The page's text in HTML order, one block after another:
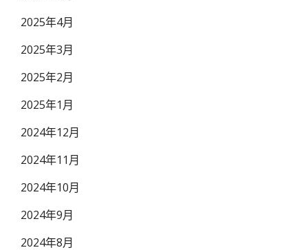
2025年4月
2025年3月
2025年2月
2025年1月
2024年12月
2024年11月
2024年10月
2024年9月
2024年8月